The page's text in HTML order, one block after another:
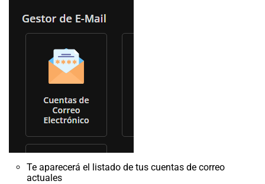
Te aparecerá el listado de tus cuentas de correo
actuales